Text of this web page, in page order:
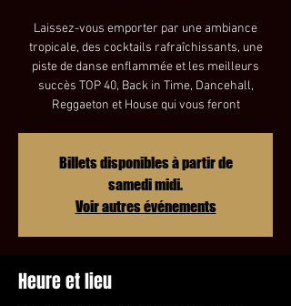
Laissez-vous emporter par une ambiance
tropicale, des cocktails rafraîchissants, une
piste de danse enflammée et les meilleurs
succès TOP 40, Back in Time, Dancehall,
Reggaeton et House qui vous feront
Billets disponibles à partir de
samedi midi.
Voir autres événements
Heure et lieu